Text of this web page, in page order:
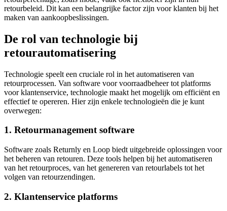
retourbeleid. Dit kan een belangrijke factor zijn voor klanten bij het
maken van aankoopbeslissingen.
De rol van technologie bij
retourautomatisering
Technologie speelt een cruciale rol in het automatiseren van
retourprocessen. Van software voor voorraadbeheer tot platforms
voor klantenservice, technologie maakt het mogelijk om efficiënt en
effectief te opereren. Hier zijn enkele technologieën die je kunt
overwegen:
1. Retourmanagement software
Software zoals Returnly en Loop biedt uitgebreide oplossingen voor
het beheren van retouren. Deze tools helpen bij het automatiseren
van het retourproces, van het genereren van retourlabels tot het
volgen van retourzendingen.
2. Klantenservice platforms